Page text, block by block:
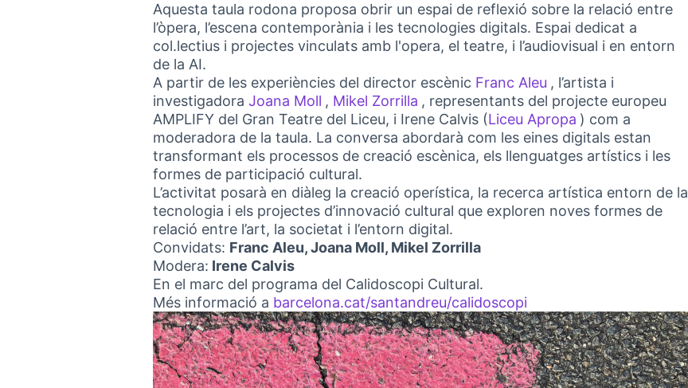
Aquesta taula rodona proposa obrir un espai de reflexió sobre la relació entre
l’òpera, l’escena contemporània i les tecnologies digitals. Espai dedicat a
col.lectius i projectes vinculats amb l'opera, el teatre, i l’audiovisual i en entorn
de la AI.
A partir de les experiències del director escènic Franc Aleu
(Link externo)
, l’artista i
investigadora Joana Moll
(Link externo)
, Mikel Zorrilla
(Link externo)
, representants del projecte europeu
AMPLIFY del Gran Teatre del Liceu, i Irene Calvis (Liceu Apropa
(Link externo)
) com a
moderadora de la taula. La conversa abordarà com les eines digitals estan
transformant els processos de creació escènica, els llenguatges artístics i les
formes de participació cultural.
L’activitat posarà en diàleg la creació operística, la recerca artística entorn de la
tecnologia i els projectes d’innovació cultural que exploren noves formes de
relació entre l’art, la societat i l’entorn digital.
Convidats: Franc Aleu, Joana Moll, Mikel Zorrilla
Modera: Irene Calvis
En el marc del programa del Calidoscopi Cultural.
Més informació a barcelona.cat/santandreu/calidoscopi
(Link externo)